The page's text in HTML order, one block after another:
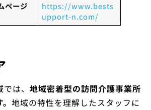
ページ
https://www.bests
upport-n.com/
は、 地域密着型の訪問介護事業所
地域の特性を理解したスタッフに